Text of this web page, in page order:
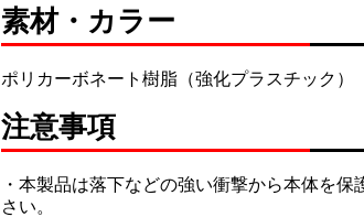
素材・カラー
ポリカーボネート樹脂（強化プラスチック）
注意事項
・本製品は落下などの強い衝撃から本体を
さい。